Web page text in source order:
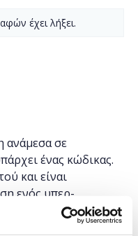
έχει λήξει.
ανάμεσα σε
ένας κώδικας.
και είναι
ενός υπερ-
αποκτά
όχι μόνο